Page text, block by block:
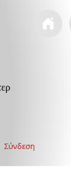
Σύνδεση